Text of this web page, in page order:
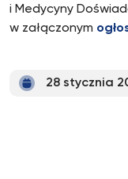
i Medycyny
w załączonym
28 stycznia